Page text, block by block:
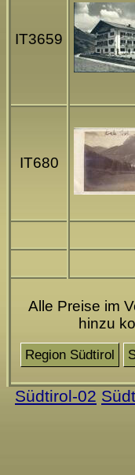
IT3659
IT680
Alle Preise im
hinzu
Region Südtirol
Südtirol-02